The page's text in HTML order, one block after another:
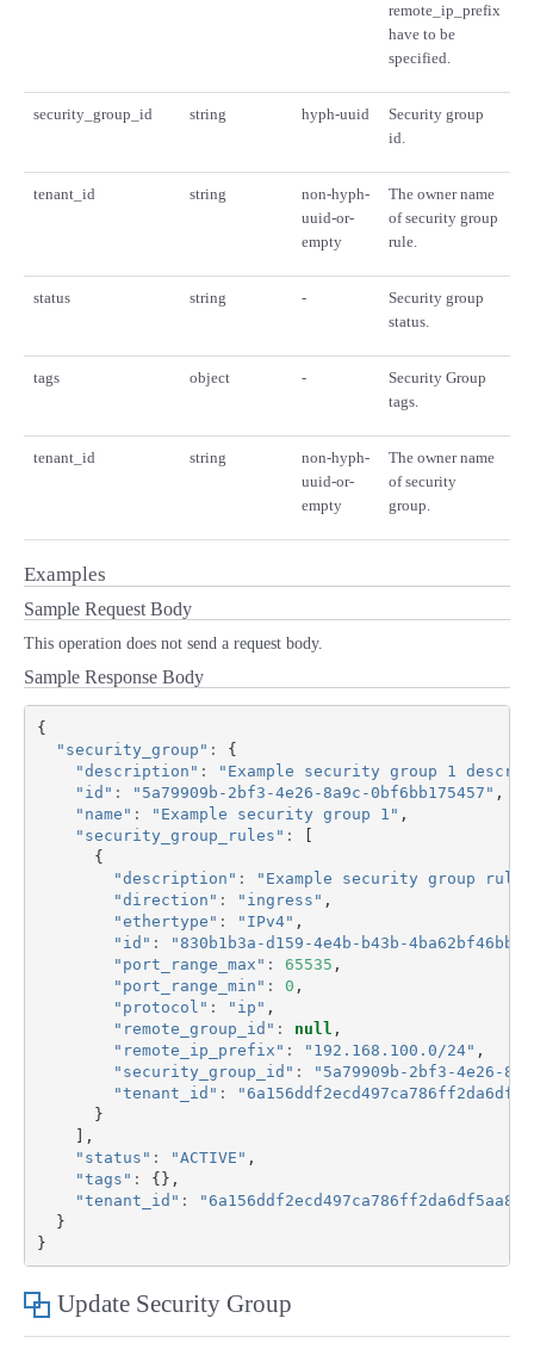
remote_ip_prefix
have to be
specified.
security_group_id string hyph-uuid
Security group
id.
tenant_id string
non-hyph-
uuid-or-
empty
The owner name
of security group
rule.
status string -
Security group
status.
tags object -
Security Group
tags.
tenant_id string
non-hyph-
uuid-or-
empty
The owner name
of security
group.
Examples
Sample Request Body
This operation does not send a request body.
Sample Response Body
{
"security_group" :
{
"description" :
"Example security group 1
"id" : "5a79909b-2bf3-4e26-8a9c-0bf6bb175457" ,
"name" : "Example security group 1" ,
"security_group_rules" :
{
"description" :
"Example security group
"direction" : "ingress" ,
"ethertype" : "IPv4" ,
"id" : "830b1b3a-d159-4e4b-b43b-4ba62bf46bb8"
"port_range_max" : 65535 ,
"port_range_min" : 0 ,
"protocol" : "ip" ,
"remote_group_id" : null ,
"remote_ip_prefix" : "192.168.100.0/24" ,
"security_group_id" :
"5a79909b-2bf3-4e26-
"tenant_id" :
}
],
"status" : "ACTIVE" ,
"tags" :
{},
"tenant_id" :
"6a156ddf2ecd497ca786ff2da6df5aa8"
}
}
Update Security Group